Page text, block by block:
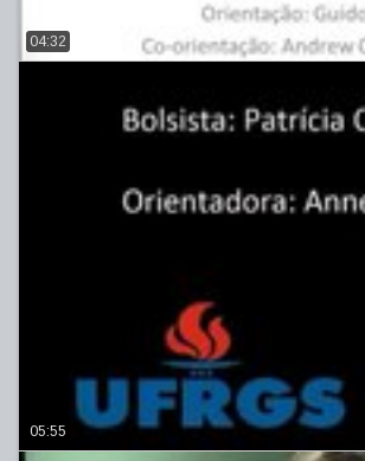
04:32
05:55